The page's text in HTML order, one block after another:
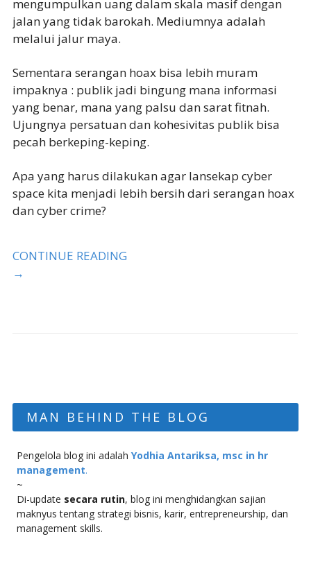
mengumpulkan uang dalam skala masif dengan
jalan yang tidak barokah. Mediumnya adalah
melalui jalur maya.
Sementara serangan hoax bisa lebih muram
impaknya : publik jadi bingung mana informasi
yang benar, mana yang palsu dan sarat fitnah.
Ujungnya persatuan dan kohesivitas publik bisa
pecah berkeping-keping.
Apa yang harus dilakukan agar lansekap cyber
space kita menjadi lebih bersih dari serangan hoax
dan cyber crime?
CONTINUE READING
→
MAN BEHIND THE BLOG
Pengelola blog ini adalah Yodhia Antariksa, msc in hr
management.
~
Di-update secara rutin, blog ini menghidangkan sajian
maknyus tentang strategi bisnis, karir, entrepreneurship, dan
management skills.